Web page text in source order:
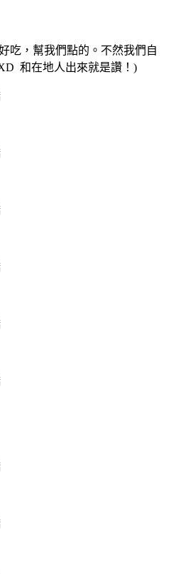
吃，幫我們點的。不然我們自
和在地人出來就是讚！)